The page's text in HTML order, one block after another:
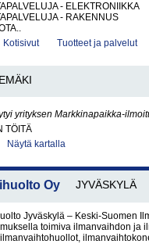
- ELEKTRONIIKKA
- RAKENNUS
Kotisivut Tuotteet ja palvelut
yrityksen Markkinapaikka-
TÖITÄ
Näytä kartalla
Oy JYVÄSKYLÄ
Jyväskylä – Keski-Suomen
toimiva ilmanvaihdon ja